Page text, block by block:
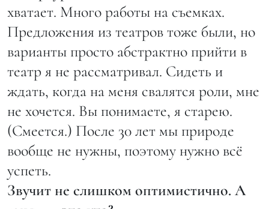
хватает. Много работы на съемках.
Предложения из театров тоже были, но
варианты просто абстрактно прийти в
театр я не рассматривал. Сидеть и
ждать, когда на меня свалятся роли, мне
не хочется. Вы понимаете, я старею.
(Смеется.) После 30 лет мы природе
вообще не нужны, поэтому нужно всё
успеть.
Звучит не слишком оптимистично. А